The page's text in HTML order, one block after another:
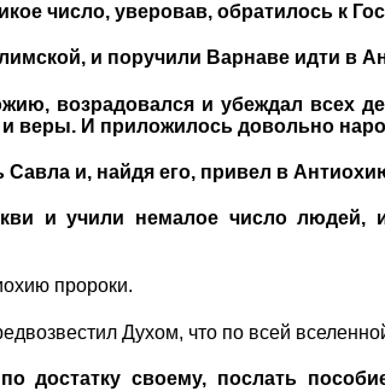
число, уверовав, обратилось к
и поручили Варнаве идти в
возрадовался и убеждал всех
веры. И приложилось довольно
и, найдя его, привел в
и учили немалое число людей,
пророки.
Духом, что по всей
достатку своему, послать